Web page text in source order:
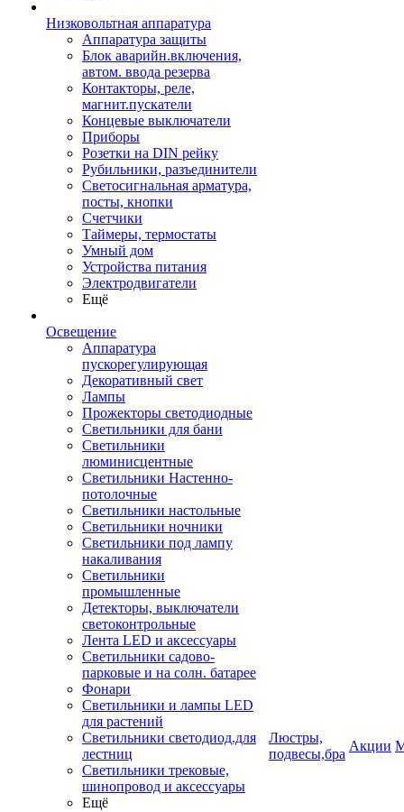
Низковольтная аппаратура
Аппаратура защиты
Блок аварийн.включения,
автом. ввода резерва
Контакторы, реле,
магнит.пускатели
Концевые выключатели
Приборы
Розетки на DIN рейку
Рубильники, разъединители
Светосигнальная арматура,
посты, кнопки
Счетчики
Таймеры, термостаты
Умный дом
Устройства питания
Электродвигатели
Ещё
Освещение
Аппаратура
пускорегулирующая
Декоративный свет
Лампы
Прожекторы светодиодные
Светильники для бани
Светильники
люминисцентные
Светильники Настенно-
потолочные
Светильники настольные
Светильники ночники
Светильники под лампу
накаливания
Светильники
промышленные
Детекторы, выключатели
светоконтрольные
Лента LED и аксессуары
Светильники садово-
парковые и на солн. батарее
Фонари
Светильники и лампы LED
для растений
Светильники светодиод.для
лестниц
Светильники трековые,
шинопровод и аксессуары
Ещё
Люстры,
подвесы,бра
Акции